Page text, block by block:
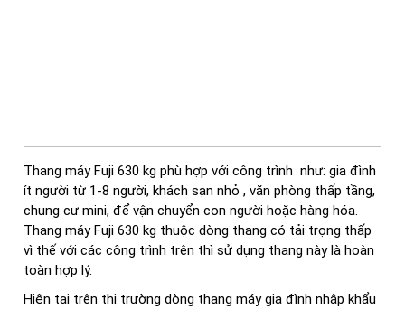
Thang máy Fuji 630 kg phù hợp với công trình như: gia đình
ít người từ 1-8 người, khách sạn nhỏ , văn phòng thấp tầng,
chung cư mini, để vận chuyển con người hoặc hàng hóa.
Thang máy Fuji 630 kg thuộc dòng thang có tải trọng thấp
vì thế với các công trình trên thì sử dụng thang này là hoàn
toàn hợp lý.
Hiện tại trên thị trường dòng thang máy gia đình nhập khẩu